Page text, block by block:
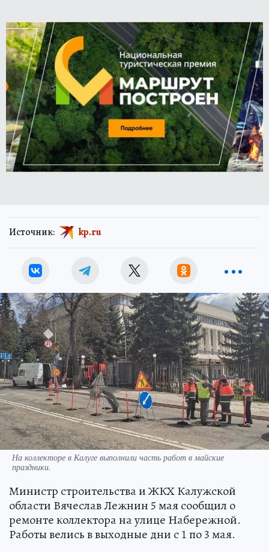
Источник: kp.ru
На коллекторе в Калуге выполнили часть работ в майские
праздники.
Министр строительства и ЖКХ Калужской
области Вячеслав Лежнин 5 мая сообщил о
ремонте коллектора на улице Набережной.
Работы велись в выходные дни с 1 по 3 мая.